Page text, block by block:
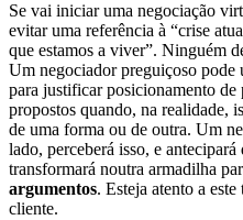
Se vai iniciar uma negociação
evitar uma referência à “crise
que estamos a viver”. Ninguém
Um negociador preguiçoso
para justificar posicionamento de
propostos quando, na realidade,
de uma forma ou de outra. Um
lado, perceberá isso, e antecipará
transformará noutra armadilha
argumentos. Esteja atento a
cliente.